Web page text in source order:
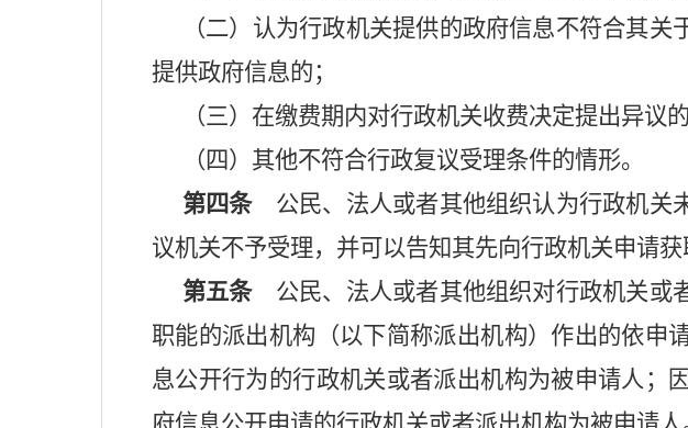
（二）认为行政机关提供的政府信息不符合其
提供政府信息的；
（三）在缴费期内对行政机关收费决定提出异议的
（四）其他不符合行政复议受理条件的情形。
第四条公民、法人或者其他组织认为行政机关
议机关不予受理，并可以告知其先向行政机关申请获
第五条公民、法人或者其他组织对行政机关或
职能的派出机构（以下简称派出机构）作出的依申
息公开行为的行政机关或者派出机构为被申请人；